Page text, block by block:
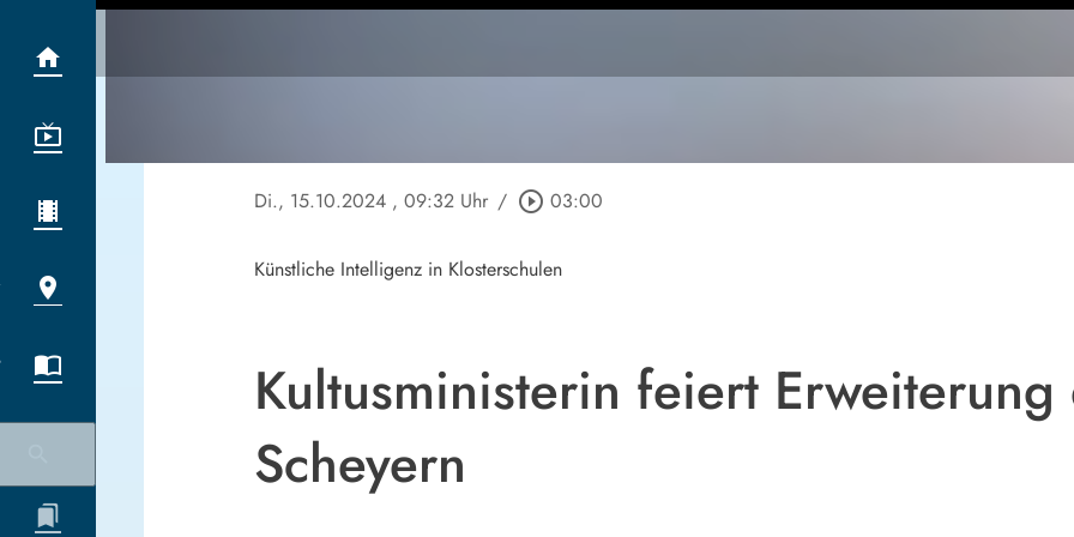
Di., 15.10.2024 , 09:32 Uhr / play_circle_outline 03:00
Künstliche Intelligenz in Klosterschulen
Kultusministerin feiert Erweiterung
Scheyern